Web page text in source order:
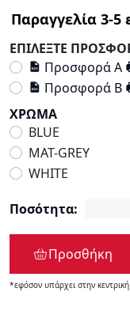
ΕΠΙΛΕΞΤΕ
Προσφορά Α
Προσφορά Β
ΧΡΩΜΑ
BLUE
MAT-GREY
WHITE
Ποσότητα:
Προσθήκη
*εφόσον υπάρχει στην